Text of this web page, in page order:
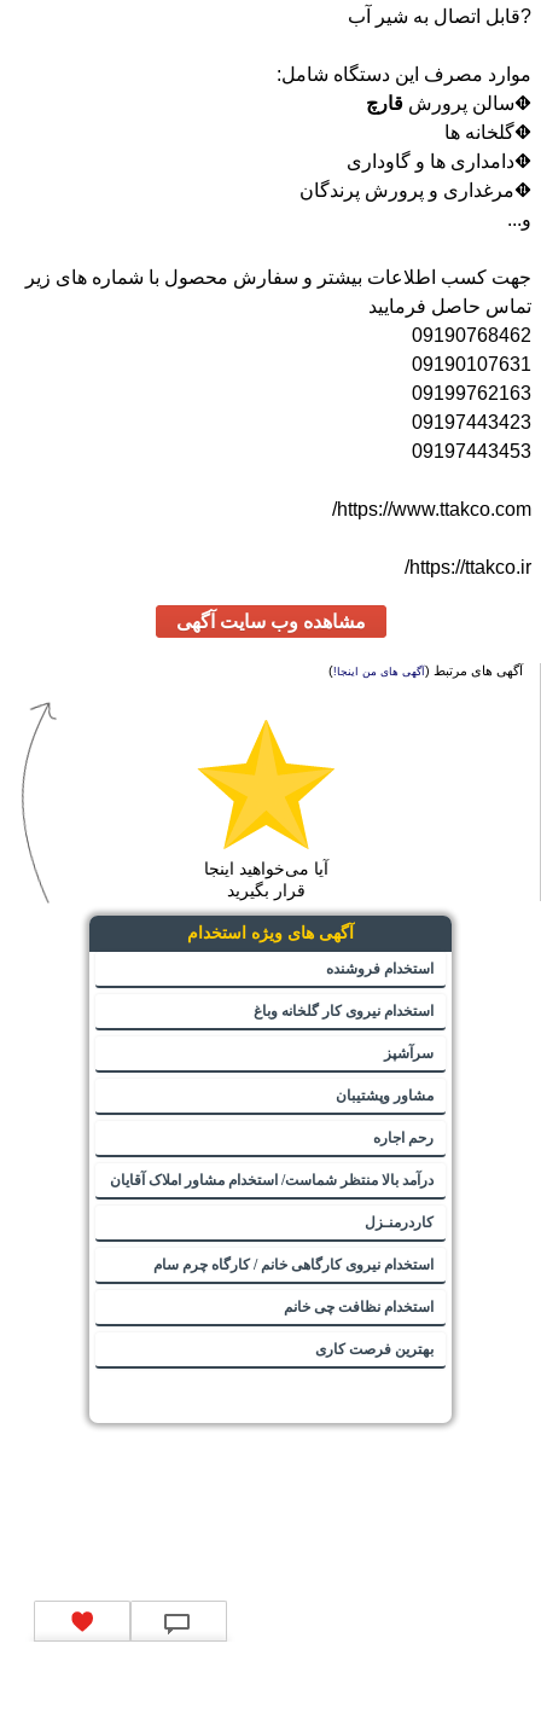
?قابل اتصال به شیر آب
موارد مصرف این دستگاه شامل:
⛖سالن پرورش قارچ
⛖گلخانه ها
⛖دامداری ها و گاوداری
⛖مرغداری و پرورش پرندگان
و...
جهت کسب اطلاعات بیشتر و سفارش محصول با شماره های زیر
تماس حاصل فرمایید
09190768462
09190107631
09199762163
09197443423
09197443453
https://www.ttakco.com/
https://ttakco.ir/
مشاهده وب سایت آگهی
آگهی های مرتبط (آگهی های من اینجا!)
آیا می‌خواهید اینجا
قرار بگیرید
آگهی های ویژه استخدام
استخدام فروشنده
استخدام نیروی کار گلخانه وباغ
سرآشپز
مشاور وپشتیبان
رحم اجاره
درآمد بالا منتظر شماست/ استخدام مشاور املاک آقایان
کاردرمنـزل
استخدام نیروی کارگاهی خانم / کارگاه چرم سام
استخدام نظافت چی خانم
بهترین فرصت کاری